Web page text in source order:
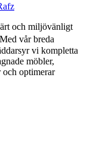
och miljövänligt
vår breda
vi kompletta
möbler,
och optimerar